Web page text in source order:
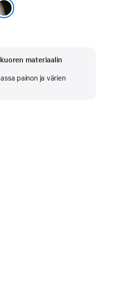
materiaalin
painon ja värien